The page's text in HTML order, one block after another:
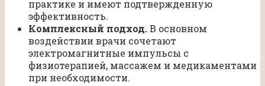
практике и имеют подтвержденную
эффективность.
Комплексный подход.В основном
воздействии врачи сочетают
электромагнитные импульсы с
физиотерапией, массажем и медикаментами
при необходимости.